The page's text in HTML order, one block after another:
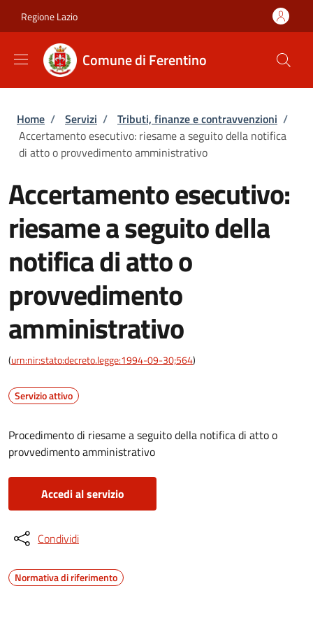
Regione Lazio
Comune di Ferentino
Briciole di pane
Home / Servizi / Tributi, finanze e contravvenzioni /
Accertamento esecutivo: riesame a seguito della notifica
di atto o provvedimento amministrativo
Accertamento esecutivo:
riesame a seguito della
notifica di atto o
provvedimento
amministrativo
(urn:nir:stato:decreto.legge:1994-09-30;564)
Servizio attivo
Procedimento di riesame a seguito della notifica di atto o
provvedimento amministrativo
Accedi al servizio
Condividi
Normativa di riferimento